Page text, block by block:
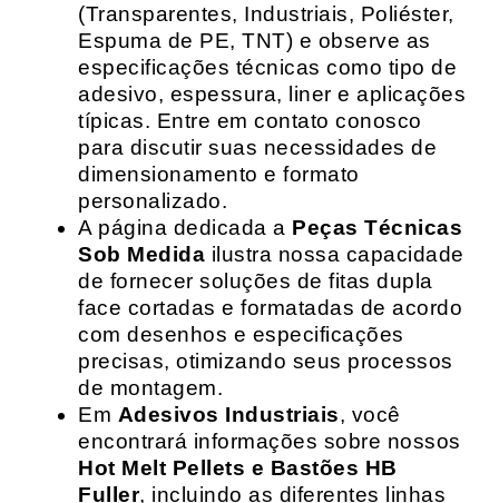
(Transparentes, Industriais, Poliéster,
Espuma de PE, TNT) e observe as
especificações técnicas como tipo de
adesivo, espessura, liner e aplicações
típicas. Entre em contato conosco
para discutir suas necessidades de
dimensionamento e formato
personalizado.
A página dedicada a Peças Técnicas
Sob Medida ilustra nossa capacidade
de fornecer soluções de fitas dupla
face cortadas e formatadas de acordo
com desenhos e especificações
precisas, otimizando seus processos
de montagem.
Em Adesivos Industriais, você
encontrará informações sobre nossos
Hot Melt Pellets e Bastões HB
Fuller, incluindo as diferentes linhas